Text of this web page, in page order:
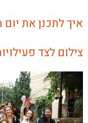
איך לתכנן את
צילום לצד